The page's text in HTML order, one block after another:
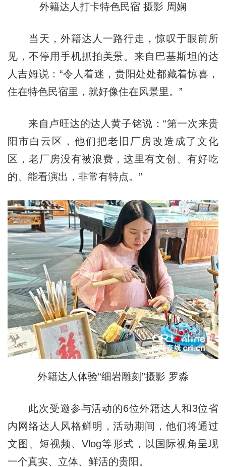
外籍达人打卡特色民宿 摄影 周娴
当天，外籍达人一路行走，惊叹于眼前所
见，不停用手机抓拍美景。来自巴基斯坦的达
人吉姆说：“令人着迷，贵阳处处都藏着惊喜，
住在特色民宿里，就好像住在风景里。”
来自卢旺达的达人黄子铭说：“第一次来贵
阳市白云区，他们把老旧厂房改造成了文化
区，老厂房没有被浪费，这里有文创、有好吃
的、能看演出，非常有特点。”
外籍达人体验“细岩雕刻”摄影 罗淼
此次受邀参与活动的6位外籍达人和3位省
内网络达人风格鲜明，活动期间，他们将通过
文图、短视频、Vlog等形式，以国际视角呈现
一个真实、立体、鲜活的贵阳。